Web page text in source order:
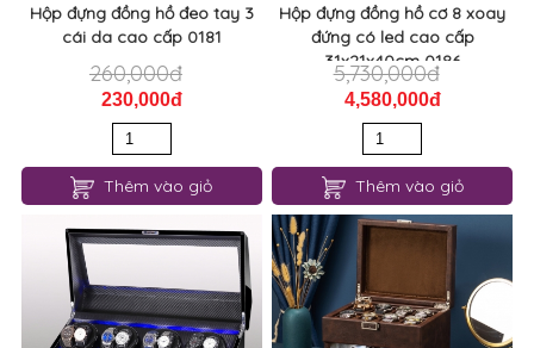
Hộp đựng đồng hồ đeo tay 3
cái da cao cấp 0181
260,000đ
230,000đ
Thêm vào giỏ
Hộp đựng đồng hồ cơ 8 xoay
đứng có led cao cấp
31x21x40cm 0186
5,730,000đ
4,580,000đ
Thêm vào giỏ